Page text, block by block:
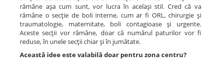
rămâne aşa cum sunt, vor lucra în acelaşi stil. Cred că va
rămâne o secţie de boli interne, cum ar fi ORL, chirurgie şi
traumatologie, maternitate, boli contagioase şi urgente.
Aceste secţii vor rămâne, doar că numărul paturilor vor fi
reduse, în unele secţii chiar şi în jumătate.
Această idee este valabilă doar pentru zona centru?